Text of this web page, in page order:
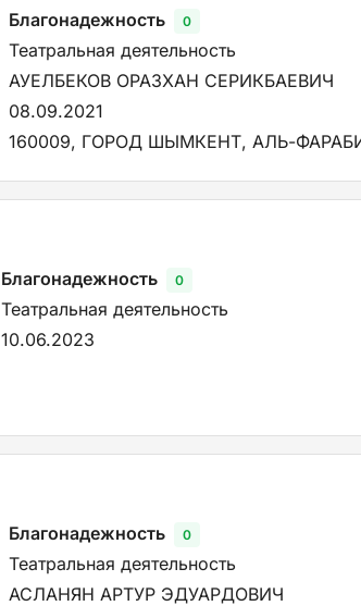
Благонадежность 0
Театральная деятельность
АУЕЛБЕКОВ ОРАЗХАН СЕРИКБАЕВИЧ
08.09.2021
160009, ГОРОД ШЫМКЕНТ, АЛЬ-
Благонадежность 0
Театральная деятельность
10.06.2023
Благонадежность 0
Театральная деятельность
АСЛАНЯН АРТУР ЭДУАРДОВИЧ